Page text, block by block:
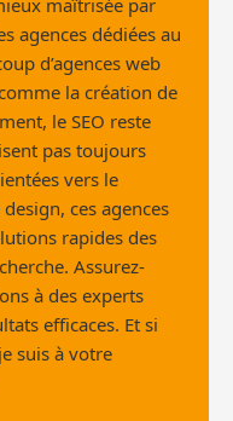
agences dédiées au
d’agences web
la création de
le SEO reste
pas toujours
vers le
ces agences
rapides des
Assurez-
à des experts
efficaces. Et si
suis à votre